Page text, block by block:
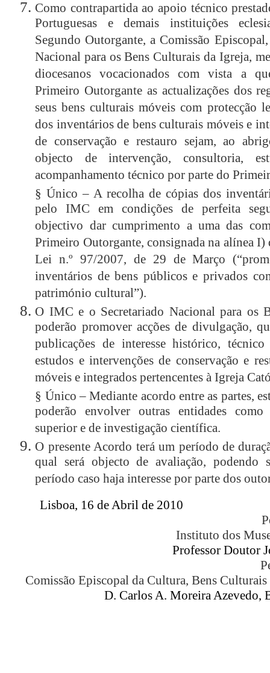
Como contrapartida ao apoio técnico
Portuguesas e demais instituições
Segundo Outorgante, a Comissão
Nacional para os Bens Culturais da Igreja,
diocesanos vocacionados com vista a
Primeiro Outorgante as actualizações dos
seus bens culturais móveis com protecção
dos inventários de bens culturais móveis e
de conservação e restauro sejam, ao
objecto de intervenção, consultoria,
acompanhamento técnico por parte do
§ Único– A recolha de cópias dos
pelo IMC em condições de perfeita
objectivo dar cumprimento a uma das
Primeiro Outorgante, consignada na alínea
Lei n.º 97/2007, de 29 de Março
inventários de bens públicos e privados
património cultural”).
O IMC e o Secretariado Nacional para os
poderão promover acções de divulgação,
publicações de interesse histórico,
estudos e intervenções de conservação e
móveis e integrados pertencentes à Igreja
§ Único– Mediante acordo entre as partes,
poderão envolver outras entidades
superior e de investigação científica.
O presente Acordo terá um período de
qual será objecto de avaliação, podendo
período caso haja interesse por parte dos
Lisboa, 16 de Abril de 2010
Instituto dos
Professor Doutor
Comissão Episcopal da Cultura, Bens
D. Carlos A. Moreira Azevedo,